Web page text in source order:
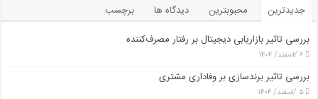
جدیدترین محبوبترین دیدگاه ها
برچسب
بررسی تاثیر بازاریابی دیجیتال بر رفتار مصرف‌کننده
۶ /اسفند/ ۱۴۰۴
بررسی تاثیر برندسازی بر وفاداری مشتری
۵ /اسفند/ ۱۴۰۴